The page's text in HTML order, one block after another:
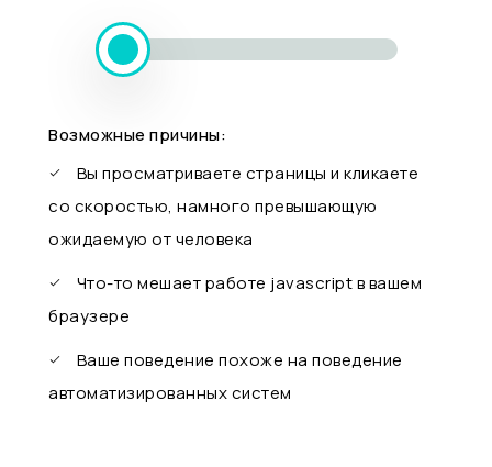
Возможные причины:
Вы просматриваете страницы и кликаете
со скоростью, намного превышающую
ожидаемую от человека
Что-то мешает работе javascript в вашем
браузере
Ваше поведение похоже на поведение
автоматизированных систем